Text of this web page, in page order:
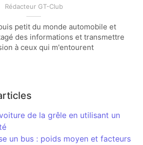
Rédacteur GT-Club
petit du monde automobile et
des informations et transmettre
à ceux qui m'entourent
de la grêle en utilisant un
un bus : poids moyen et facteurs